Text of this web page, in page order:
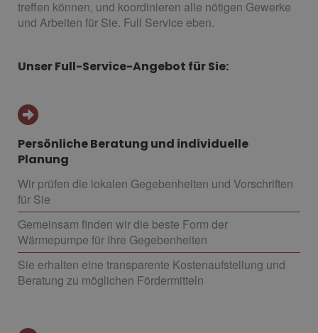
treffen können, und koordinieren alle nötigen Gewerke
und Arbeiten für Sie. Full Service eben.
Unser Full-Service-Angebot für Sie:
Persönliche Beratung und individuelle
Planung
Wir prüfen die lokalen Gegebenheiten und Vorschriften
für Sie
Gemeinsam finden wir die beste Form der
Wärmepumpe für Ihre Gegebenheiten
Sie erhalten eine transparente Kostenaufstellung und
Beratung zu möglichen Fördermitteln